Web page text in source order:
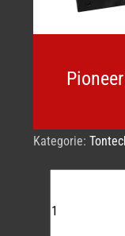
Kategorie: